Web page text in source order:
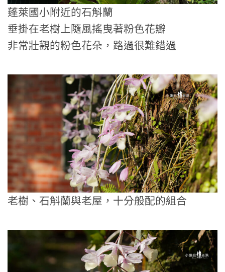
蓬萊國小附近的石斛蘭
垂掛在老樹上隨風搖曳著粉色花瓣
非常壯觀的粉色花朵，路過很難錯過
老樹、石斛蘭與老屋，十分般配的組合